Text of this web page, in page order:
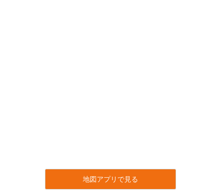
地図アプリで見る